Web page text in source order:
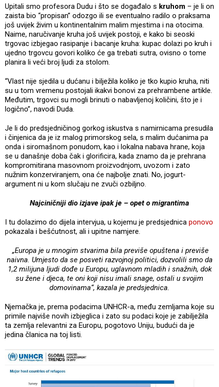
Upitali smo profesora Dudu i što se događalo s kruhom – je li on
zaista bio “propisan” odozgo ili se eventualno radilo o praksama
još uvijek živim u kontinentalnim malim mjestima i na otocima.
Naime, naručivanje kruha još uvijek postoji, e kako bi seoski
trgovac izbjegao rasipanje i bacanje kruha: kupac dolazi po kruh i
ujedno trgovcu govori koliko će ga trebati sutra, ovisno o tome
planira li veći broj ljudi za stolom.
“Vlast nije sjedila u dućanu i bilježila koliko je tko kupio kruha, niti
su u tom vremenu postojali ikakvi bonovi za prehrambene artikle.
Međutim, trgovci su mogli brinuti o nabavljenoj količini, što je i
logično”, navodi Duda.
Je li do predsjedničinog gorkog iskustva s namirnicama presudila
i činjenica da je iz malog primorskog sela, s malim dućanima pa
onda i siromašnom ponudom, kao i lokalna nabava hrane, koja
se u današnje doba čak i glorificira, kada znamo da je prehrana
kompromitirana masovnom proizvodnjom, uvozom i zato
nužnim konzerviranjem, ona će najbolje znati. No, jogurt-
argument ni u kom slučaju ne zvuči ozbiljno.
Najciničniji dio izjave ipak je – opet o migrantima
I tu dolazimo do dijela intervjua, u kojemu je predsjednica ponovo
pokazala i bešćutnost, ali i upitne namjere.
„Europa je u mnogim stvarima bila previše opuštena i previše
naivna. Umjesto da se posveti razvojnoj politici, dozvolili smo da
1,2 milijuna ljudi dođe u Europu, uglavnom mladih i snažnih, dok
su žene i djeca, te oni koji nisu imali snage, ostali u svojim
domovinama“, kazala je predsjednica.
Njemačka je, prema podacima UNHCR-a, među zemljama koje su
primile najviše novih izbjeglica i zato su podaci koje je zabilježila
ta zemlja relevantni za Europu, pogotovo Uniju, budući da je
jedina članica na toj listi.